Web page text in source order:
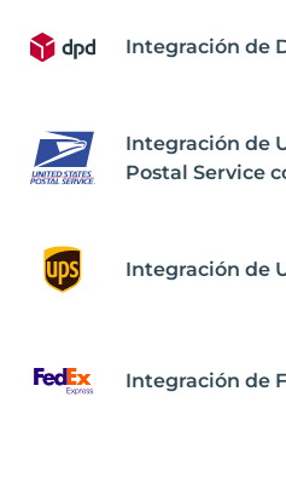
Integración de
Integración de
Postal Service
Integración de
Integración de